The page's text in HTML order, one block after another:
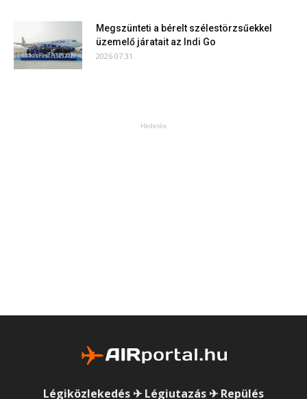
Megszünteti a bérelt szélestörzsűekkel
üzemelő járatait az Indi Go
2026.07.31.
Hirdetés
Légiközlekedés ✈ Légiutazás ✈ Repülés